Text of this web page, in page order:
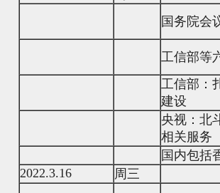
国务院会
工信部等
工信部：
建设
央视：北
相关服务
国内包括
2022.3.16
周三